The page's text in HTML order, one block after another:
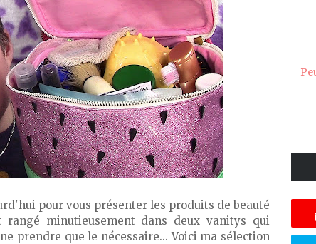
pour vous présenter les produits de beauté
minutieusement dans deux vanitys qui
prendre que le nécessaire... Voici ma sélection